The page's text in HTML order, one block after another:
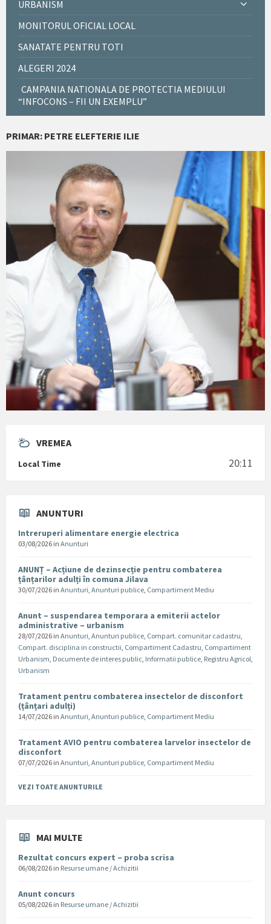
URBANISM
MONITORUL OFICIAL LOCAL
SANATATE PENTRU TOTI
ALEGERI 2024
CAMPANIA NATIONALA DE PROTECTIA MEDIULUI
“INFOCONS – FII UN EXEMPLU”
PRIMAR: PETRE ELEFTERIE ILIE
VREMEA
Local Time 20:11
ANUNTURI
Intreruperi alimentare energie electrica
03/08/2026 in Anunturi
ANUNȚ – Acțiune de dezinsecție pentru combaterea
țânțarilor adulți în comuna Jilava
30/07/2026 in Anunturi, Anunturi publice, Compartiment Mediu
Anunt – suspendarea temporara a emiterii actelor
administrative – urbanism
28/07/2026 in Anunturi, Anunturi publice, Compart. comunitar cadastru,
Compart. disciplina in constructii, Compartiment Cadastru, Compartiment
Urbanism, Documente de interes public, Informatii publice, Registru Agricol,
Urbanism
Tratament pentru combaterea insectelor de disconfort
(țânțari adulți)
14/07/2026 in Anunturi, Anunturi publice, Compartiment Mediu
Tratament AVIO pentru combaterea larvelor insectelor de
disconfort
07/07/2026 in Anunturi, Anunturi publice, Compartiment Mediu
VEZI TOATE ANUNTURILE
MAI MULTE
Rezultat concurs expert – proba scrisa
06/08/2026 in Resurse umane / Achizitii
Anunt concurs
05/08/2026 in Resurse umane / Achizitii